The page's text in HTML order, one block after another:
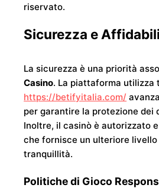
riservato.
Sicurezza e
La sicurezza è una priorità
Casino. La piattaforma utilizza
https://betifyitalia.com/
per garantire la protezione dei
Inoltre, il casinò è autorizzato
che fornisce un ulteriore livello
tranquillità.
Politiche di Gioco